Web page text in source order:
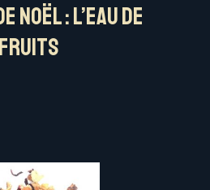
Noël : l’eau de
fruits